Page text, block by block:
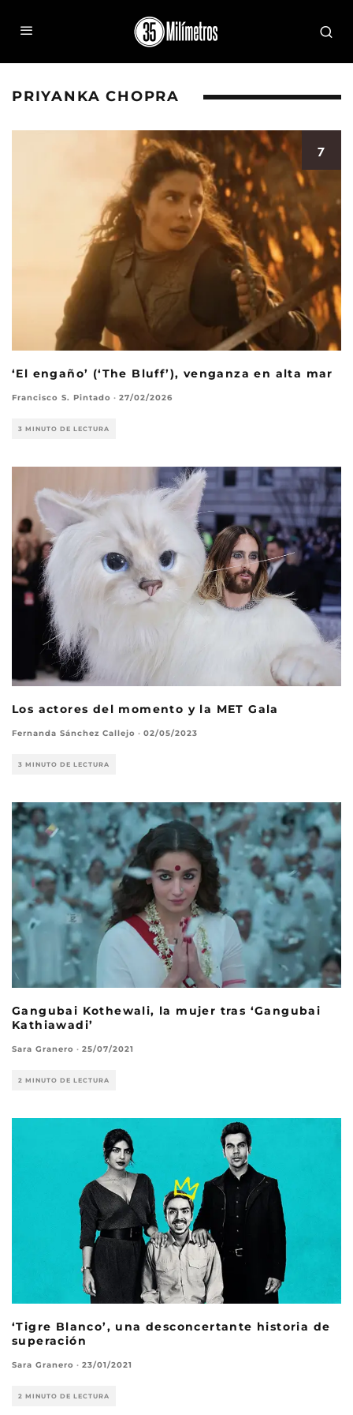
PRIYANKA CHOPRA
7
‘El engaño’ (‘The Bluff’), venganza en alta mar
Francisco S. Pintado · 27/02/2026
3 MINUTO DE LECTURA
Los actores del momento y la MET Gala
Fernanda Sánchez Callejo · 02/05/2023
3 MINUTO DE LECTURA
Gangubai Kothewali, la mujer tras ‘Gangubai
Kathiawadi’
Sara Granero · 25/07/2021
2 MINUTO DE LECTURA
‘Tigre Blanco’, una desconcertante historia de
superación
Sara Granero · 23/01/2021
2 MINUTO DE LECTURA